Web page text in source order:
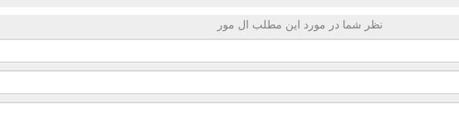
نظر شما در مورد این مطلب ال مور